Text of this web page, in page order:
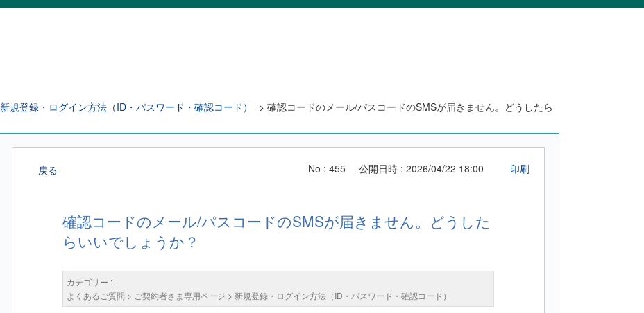
新規登録・ログイン方法（ID・パスワード・確認コード） > 確認コードのメール/パスコードのSMSが届きません。どうしたら
戻る No : 455 公開日時 : 2026/04/22 18:00 印刷
確認コードのメール/パスコードのSMSが届きません。どうした
らいいでしょうか？
カテゴリー :
よくあるご質問 > ご契約者さま専用ページ > 新規登録・ログイン方法（ID・パスワード・確認コード）